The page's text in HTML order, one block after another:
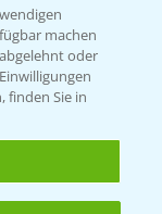
machen
oder
finden Sie in